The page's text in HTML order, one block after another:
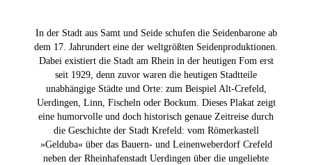
In der Stadt aus Samt und Seide schufen die Seidenbarone ab
dem 17. Jahrundert eine der weltgrößten Seidenproduktionen.
Dabei existiert die Stadt am Rhein in der heutigen Fom erst
seit 1929, denn zuvor waren die heutigen Stadtteile
unabhängige Städte und Orte: zum Beispiel Alt-Crefeld,
Uerdingen, Linn, Fischeln oder Bockum. Dieses Plakat zeigt
eine humorvolle und doch historisch genaue Zeitreise durch
die Geschichte der Stadt Krefeld: vom Römerkastell
»Gelduba« über das Bauern- und Leinenweberdorf Crefeld
neben der Rheinhafenstadt Uerdingen über die ungeliebte